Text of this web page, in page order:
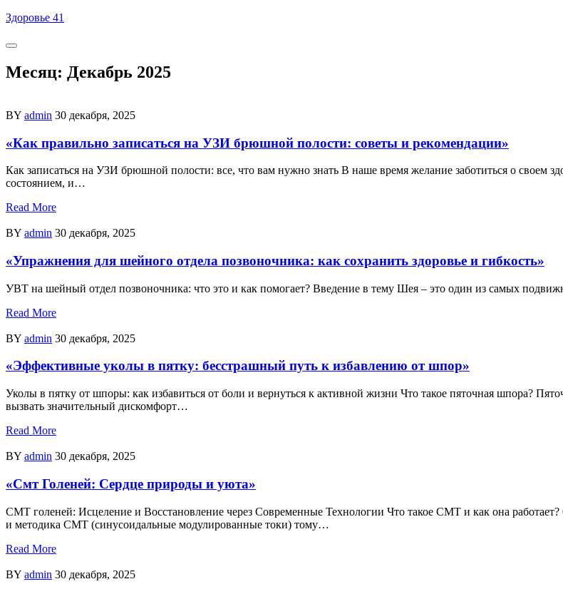
Skip
content
Здоровье 41
Месяц: Декабрь 2025
BY admin 30 декабря, 2025
«Как правильно записаться на УЗИ брюшной полости: советы и рекомендации»
Как записаться на УЗИ брюшной полости: все, что вам нужно знать В наше время желание заботиться о своем
состоянием, и…
Read More
BY admin 30 декабря, 2025
«Упражнения для шейного отдела позвоночника: как сохранить здоровье и гибкость»
УВТ на шейный отдел позвоночника: что это и как помогает? Введение в тему Шея – это один из самых
Read More
BY admin 30 декабря, 2025
«Эффективные уколы в пятку: бесстрашный путь к избавлению от шпор»
Уколы в пятку от шпоры: как избавиться от боли и вернуться к активной жизни Что такое пяточная шпора?
вызвать значительный дискомфорт…
Read More
BY admin 30 декабря, 2025
«Смт Голеней: Сердце природы и уюта»
СМТ голеней: Исцеление и Восстановление через Современные Технологии Что такое СМТ и как она
и методика СМТ (синусоидальные модулированные токи) тому…
Read More
BY admin 30 декабря, 2025